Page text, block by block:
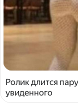
Ролик длится
увиденного